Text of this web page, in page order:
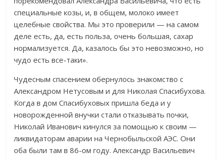
специальные козы, и, в общем, молоко имеет
целебные свойства. Мы это проверили — на самом
деле есть, да, есть польза, очень большая, сахар
нормализуется. Да, казалось бы это невозможно, но
чудо есть все-таки».
Чудесным спасением обернулось знакомство с
Александром Нетусовым и для Николая Спасибухова.
Когда в дом Спасибуховых пришла беда и у
новорожденной внучки стали отказывать почки,
Николай Иванович кинулся за помощью к своим —
ликвидаторам аварии на Чернобыльской АЭС. Они
оба были там в 86-ом году. Александр Васильевич